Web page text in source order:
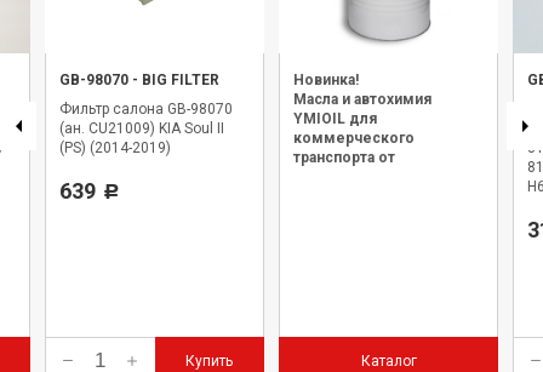
GB-98070 - BIG FILTER
Фильтр салона GB-98070
(ан. CU21009) KIA Soul II
(PS) (2014-2019)
639 Р
Купить
Новинка!
Масла и автохимия
YMIOIL для
коммерческого
транспорта от
Каталог